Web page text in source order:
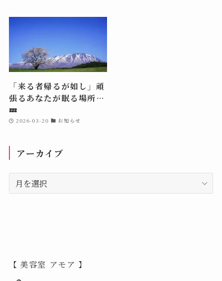
「来る者帰るが如し」頑
張るあなたが眠る場所…
💤
2026-03-20 お知らせ
アーカイブ
ア
ー
【 美容室 アモア 】